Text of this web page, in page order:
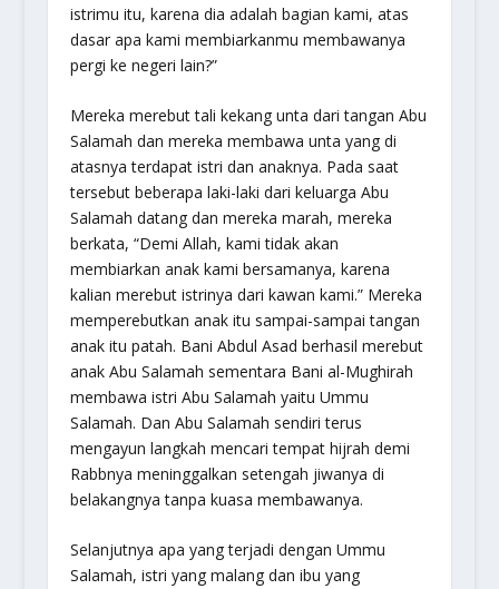
istrimu itu, karena dia adalah bagian kami, atas
dasar apa kami membiarkanmu membawanya
pergi ke negeri lain?”
Mereka merebut tali kekang unta dari tangan Abu
Salamah dan mereka membawa unta yang di
atasnya terdapat istri dan anaknya. Pada saat
tersebut beberapa laki-laki dari keluarga Abu
Salamah datang dan mereka marah, mereka
berkata, “Demi Allah, kami tidak akan
membiarkan anak kami bersamanya, karena
kalian merebut istrinya dari kawan kami.” Mereka
memperebutkan anak itu sampai-sampai tangan
anak itu patah. Bani Abdul Asad berhasil merebut
anak Abu Salamah sementara Bani al-Mughirah
membawa istri Abu Salamah yaitu Ummu
Salamah. Dan Abu Salamah sendiri terus
mengayun langkah mencari tempat hijrah demi
Rabbnya meninggalkan setengah jiwanya di
belakangnya tanpa kuasa membawanya.
Selanjutnya apa yang terjadi dengan Ummu
Salamah, istri yang malang dan ibu yang